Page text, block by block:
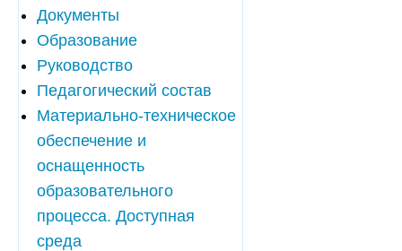
Документы
Образование
Руководство
Педагогический состав
Материально-техническое
обеспечение и
оснащенность
образовательного
процесса. Доступная
среда